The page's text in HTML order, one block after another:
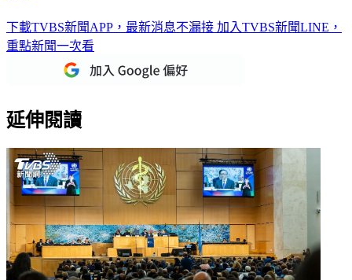
下載TVBS新聞APP，最新消息不漏接 加入TVBS新聞LINE，
重點新聞一次看
延伸閱讀